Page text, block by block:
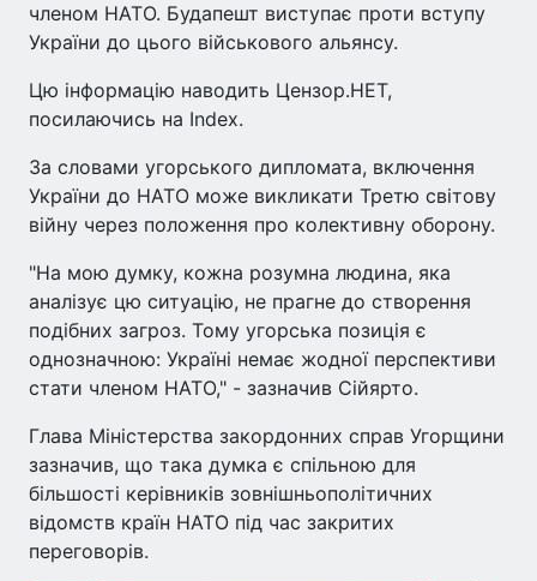
членом НАТО. Будапешт виступає проти вступу
України до цього військового альянсу.
Цю інформацію наводить Цензор.НЕТ,
посилаючись на Index.
За словами угорського дипломата, включення
України до НАТО може викликати Третю світову
війну через положення про колективну оборону.
"На мою думку, кожна розумна людина, яка
аналізує цю ситуацію, не прагне до створення
подібних загроз. Тому угорська позиція є
однозначною: Україні немає жодної перспективи
стати членом НАТО," - зазначив Сійярто.
Глава Міністерства закордонних справ Угорщини
зазначив, що така думка є спільною для
більшості керівників зовнішньополітичних
відомств країн НАТО під час закритих
переговорів.